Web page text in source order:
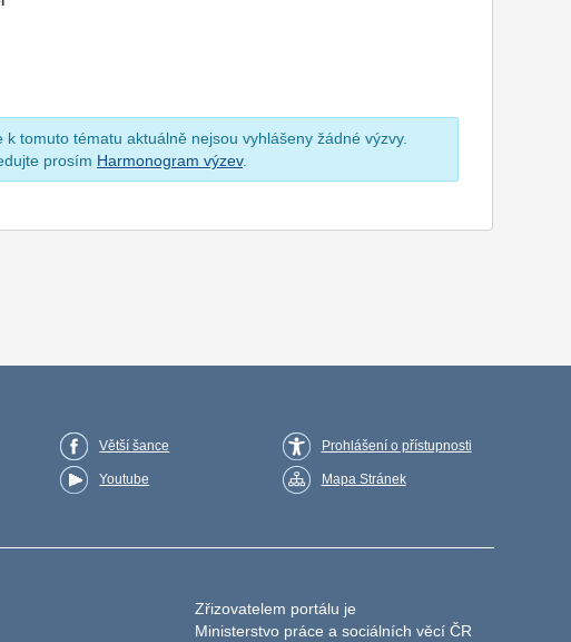
tomuto tématu aktuálně nejsou vyhlášeny žádné výzvy.
prosím Harmonogram výzev.
Větší šance
Youtube
Prohlášení o přístupnosti
Mapa Stránek
Zřizovatelem portálu je
Ministerstvo práce a sociálních věcí ČR